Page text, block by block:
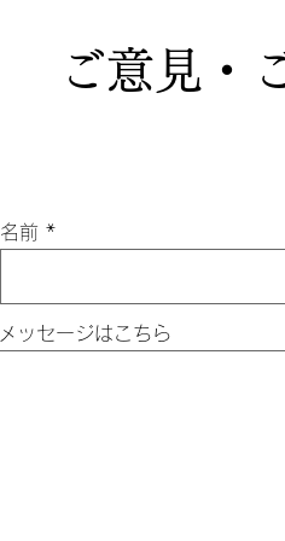
ご意見・
名前
メッセージはこちら